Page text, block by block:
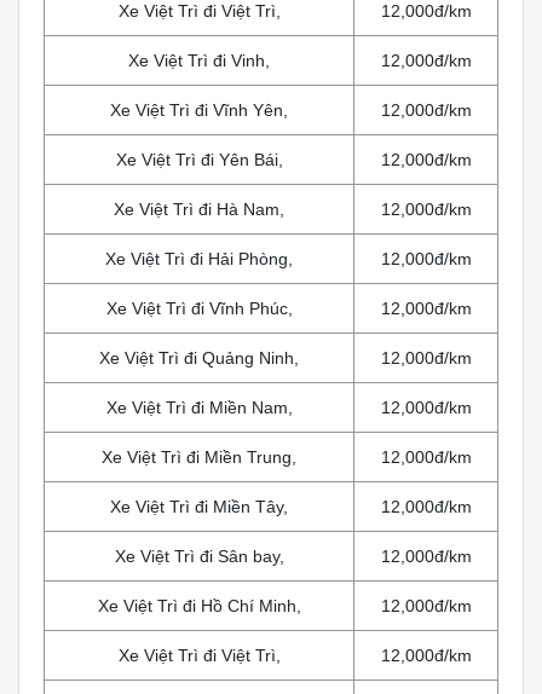
Xe Việt Trì đi Việt Trì, 12,000đ/km
Xe Việt Trì đi Vinh, 12,000đ/km
Xe Việt Trì đi Vĩnh Yên, 12,000đ/km
Xe Việt Trì đi Yên Bái, 12,000đ/km
Xe Việt Trì đi Hà Nam, 12,000đ/km
Xe Việt Trì đi Hải Phòng, 12,000đ/km
Xe Việt Trì đi Vĩnh Phúc, 12,000đ/km
Xe Việt Trì đi Quảng Ninh, 12,000đ/km
Xe Việt Trì đi Miền Nam, 12,000đ/km
Xe Việt Trì đi Miền Trung, 12,000đ/km
Xe Việt Trì đi Miền Tây, 12,000đ/km
Xe Việt Trì đi Sân bay, 12,000đ/km
Xe Việt Trì đi Hồ Chí Minh, 12,000đ/km
Xe Việt Trì đi Việt Trì, 12,000đ/km